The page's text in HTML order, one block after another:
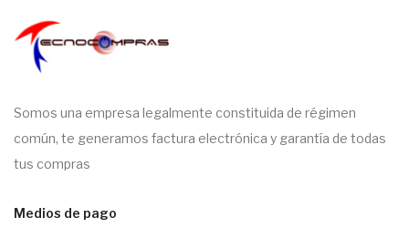
Somos una empresa legalmente constituida de régimen
común, te generamos factura electrónica y garantía de todas
tus compras
Medios de pago